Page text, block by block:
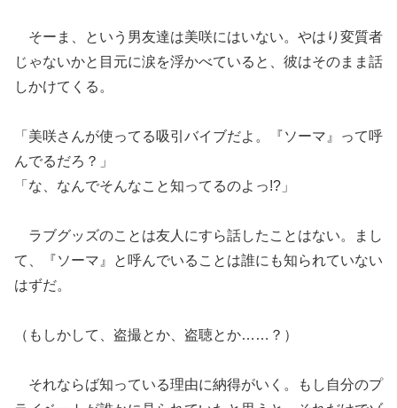
そーま、という男友達は美咲にはいない。やはり変質者
じゃないかと目元に涙を浮かべていると、彼はそのまま話
しかけてくる。
「美咲さんが使ってる吸引バイブだよ。『ソーマ』って呼
んでるだろ？」
「な、なんでそんなこと知ってるのよっ!?」
ラブグッズのことは友人にすら話したことはない。まし
て、『ソーマ』と呼んでいることは誰にも知られていない
はずだ。
（もしかして、盗撮とか、盗聴とか……？）
それならば知っている理由に納得がいく。もし自分のプ